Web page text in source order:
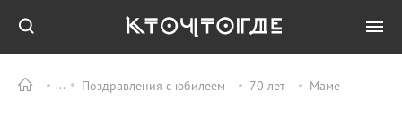
Поздравления с юбилеем 70 лет Маме
ПРАЗДНИКИ Все